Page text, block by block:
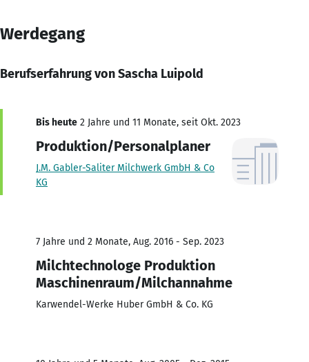
Werdegang
Berufserfahrung von Sascha Luipold
Bis heute 2 Jahre und 11 Monate, seit Okt. 2023
Produktion/Personalplaner
J.M. Gabler-Saliter Milchwerk GmbH & Co
KG
7 Jahre und 2 Monate, Aug. 2016 - Sep. 2023
Milchtechnologe Produktion
Maschinenraum/Milchannahme
Karwendel-Werke Huber GmbH & Co. KG